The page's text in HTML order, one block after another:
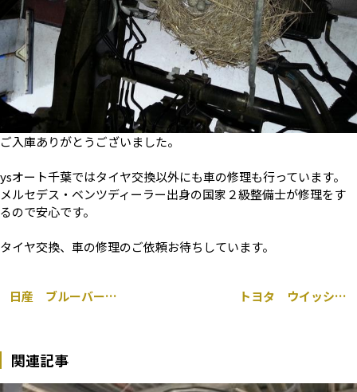
ご入庫ありがとうございました。
ysオート千葉ではタイヤ交換以外にも車の修理も行っています。
メルセデス・ベンツディーラー出身の国家２級整備士が修理をす
るので安心です。
タイヤ交換、車の修理のご依頼お待ちしています。
日産 ブルーバード アテーサー ミッション A/Tオイル漏れ フロントシール トルクコンバーター 交換 トヨタ ウイッシュ ヘッドガスケット不良 冷却水漏れ エンジン載せ換え
関連記事